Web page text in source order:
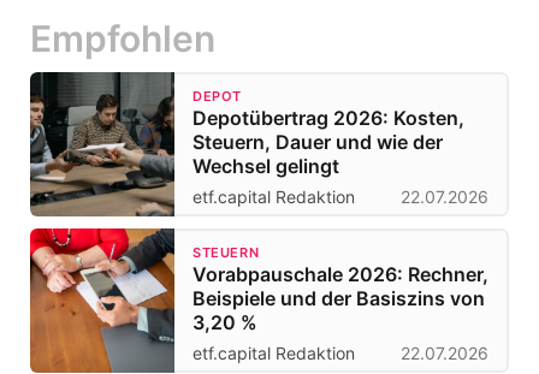
Empfohlen
DEPOT
Depotübertrag 2026: Kosten,
Steuern, Dauer und wie der
Wechsel gelingt
etf.capital Redaktion 22.07.2026
STEUERN
Vorabpauschale 2026: Rechner,
Beispiele und der Basiszins von
3,20 %
etf.capital Redaktion 22.07.2026